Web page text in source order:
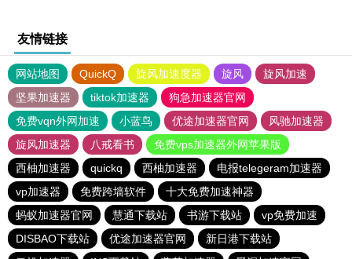
友情链接
网站地图 QuickQ 旋风加速度器 旋风
旋风加速
坚果加速器
tiktok加速器
狗急加速器官网
免费vqn外网加速
小蓝鸟 优途加速器官网
风驰加速器
旋风加速器
八戒看书
免费vps加速器外网苹果版
西柚加速器
quickq 西柚加速器
电报telegeram加速器
vp加速器
免费跨墙软件
十大免费加速神器
蚂蚁加速器官网
慧通下载站 书游下载站
vp免费加速
DISBAO下载站
优途加速器官网
新日港下载站